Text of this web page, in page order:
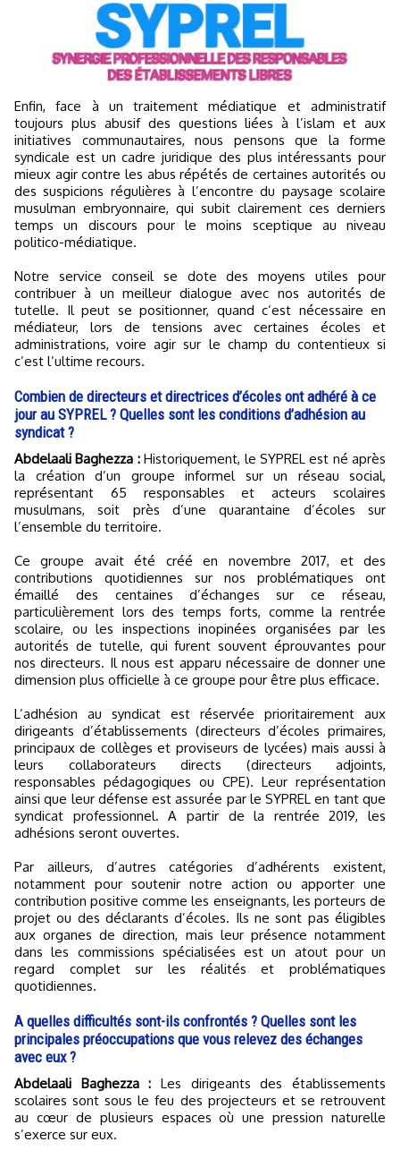
Enfin, face à un traitement médiatique et administratif
toujours plus abusif des questions liées à l’islam et aux
initiatives communautaires, nous pensons que la forme
syndicale est un cadre juridique des plus intéressants pour
mieux agir contre les abus répétés de certaines autorités ou
des suspicions régulières à l’encontre du paysage scolaire
musulman embryonnaire, qui subit clairement ces derniers
temps un discours pour le moins sceptique au niveau
politico-médiatique.
Notre service conseil se dote des moyens utiles pour
contribuer à un meilleur dialogue avec nos autorités de
tutelle. Il peut se positionner, quand c’est nécessaire en
médiateur, lors de tensions avec certaines écoles et
administrations, voire agir sur le champ du contentieux si
c’est l’ultime recours.
Combien de directeurs et directrices d’écoles ont adhéré à ce
jour au SYPREL ? Quelles sont les conditions d’adhésion au
syndicat ?
Abdelaali Baghezza :Historiquement, le SYPREL est né après
la création d’un groupe informel sur un réseau social,
représentant 65 responsables et acteurs scolaires
musulmans, soit près d’une quarantaine d’écoles sur
l’ensemble du territoire.
Ce groupe avait été créé en novembre 2017, et des
contributions quotidiennes sur nos problématiques ont
émaillé des centaines d’échanges sur ce réseau,
particulièrement lors des temps forts, comme la rentrée
scolaire, ou les inspections inopinées organisées par les
autorités de tutelle, qui furent souvent éprouvantes pour
nos directeurs. Il nous est apparu nécessaire de donner une
dimension plus officielle à ce groupe pour être plus efficace.
L’adhésion au syndicat est réservée prioritairement aux
dirigeants d’établissements (directeurs d’écoles primaires,
principaux de collèges et proviseurs de lycées) mais aussi à
leurs collaborateurs directs (directeurs adjoints,
responsables pédagogiques ou CPE). Leur représentation
ainsi que leur défense est assurée par le SYPREL en tant que
syndicat professionnel. A partir de la rentrée 2019, les
adhésions seront ouvertes.
Par ailleurs, d’autres catégories d’adhérents existent,
notamment pour soutenir notre action ou apporter une
contribution positive comme les enseignants, les porteurs de
projet ou des déclarants d’écoles. Ils ne sont pas éligibles
aux organes de direction, mais leur présence notamment
dans les commissions spécialisées est un atout pour un
regard complet sur les réalités et problématiques
quotidiennes.
A quelles difficultés sont-ils confrontés ? Quelles sont les
principales préoccupations que vous relevez des échanges
avec eux ?
Abdelaali Baghezza : Les dirigeants des établissements
scolaires sont sous le feu des projecteurs et se retrouvent
au cœur de plusieurs espaces où une pression naturelle
s’exerce sur eux.